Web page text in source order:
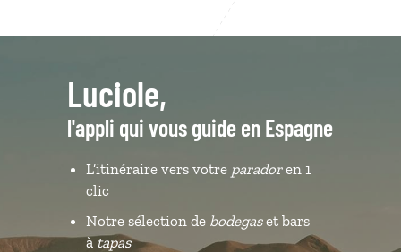
Luciole,
l'appli qui vous guide en Espagne
L’itinéraire vers votre paradoren 1
clic
Notre sélection de bodegaset bars
àtapas